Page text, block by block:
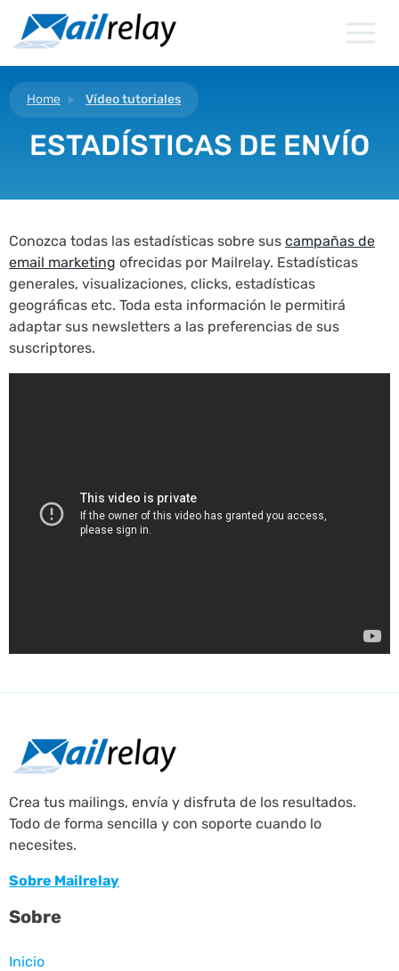
contenido
Home Vídeo tutoriales
ESTADÍSTICAS DE ENVÍO
Conozca todas las estadísticas sobre sus campañas de
email marketing ofrecidas por Mailrelay. Estadísticas
generales, visualizaciones, clicks, estadísticas
geográficas etc. Toda esta información le permitirá
adaptar sus newsletters a las preferencias de sus
suscriptores.
Crea tus mailings, envía y disfruta de los resultados.
Todo de forma sencilla y con soporte cuando lo
necesites.
Sobre Mailrelay
Sobre
Inicio